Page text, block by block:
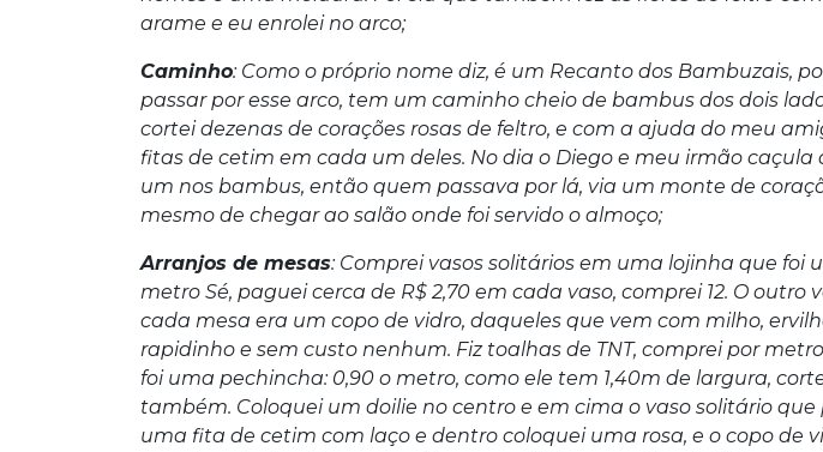
arame e eu enrolei no arco;
Caminho: Como o próprio nome diz, é um Recanto dos Bambuzais,
passar por esse arco, tem um caminho cheio de bambus dos dois
cortei dezenas de corações rosas de feltro, e com a ajuda do meu
fitas de cetim em cada um deles. No dia o Diego e meu irmão
um nos bambus, então quem passava por lá, via um monte de
mesmo de chegar ao salão onde foi servido o almoço;
Arranjos de mesas: Comprei vasos solitários em uma lojinha que foi
metro Sé, paguei cerca de R$ 2,70 em cada vaso, comprei 12. O outro
cada mesa era um copo de vidro, daqueles que vem com milho,
rapidinho e sem custo nenhum. Fiz toalhas de TNT, comprei por
foi uma pechincha: 0,90 o metro, como ele tem 1,40m de largura,
também. Coloquei um doilie no centro e em cima o vaso solitário que
uma fita de cetim com laço e dentro coloquei uma rosa, e o copo de